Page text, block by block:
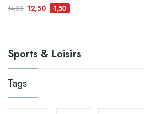
Sports & Loisirs
Tags
14,00 12,50 -1,50